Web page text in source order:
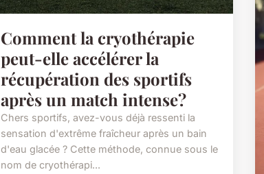
Comment la cryothérapie
peut-elle accélérer la
récupération des sportifs
après un match intense?
Chers sportifs, avez-vous déjà ressenti la
sensation d'extrême fraîcheur après un bain
d'eau glacée ? Cette méthode, connue sous le
nom de cryothérapi...